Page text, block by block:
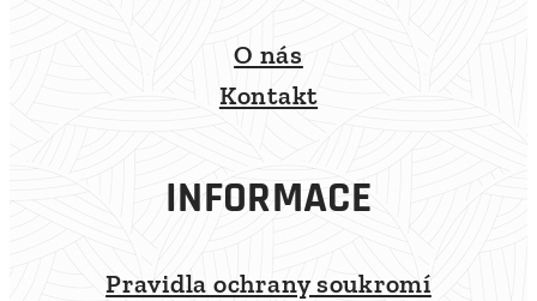
O nás
Kontakt
INFORMACE
Pravidla ochrany soukromí